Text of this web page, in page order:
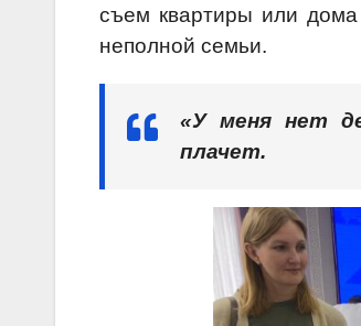
съем квартиры или
неполной семьи.
«У меня нет
плачет.